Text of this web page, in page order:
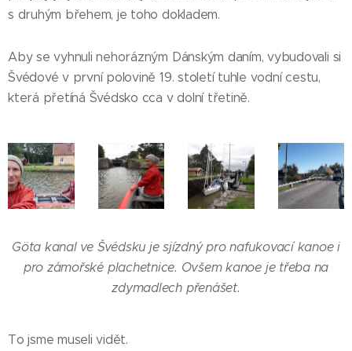
s druhým břehem, je toho dokladem.
Aby se vyhnuli nehorázným Dánským daním, vybudovali si
Švédové v první polovině 19. století tuhle vodní cestu,
která přetíná Švédsko cca v dolní třetině.
Göta kanal ve Švédsku je sjízdný pro nafukovací kanoe i
pro zámořské plachetnice. Ovšem kanoe je třeba na
zdymadlech přenášet.
To jsme museli vidět.